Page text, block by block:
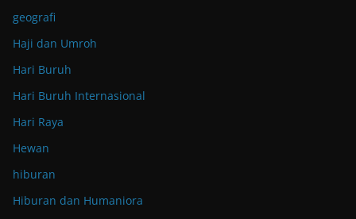
geografi
Haji dan Umroh
Hari Buruh
Hari Buruh Internasional
Hari Raya
Hewan
hiburan
Hiburan dan Humaniora